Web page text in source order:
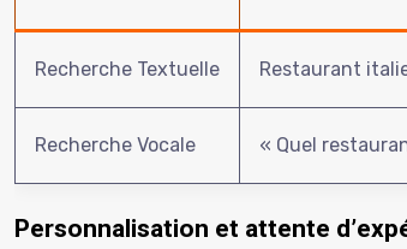
Recherche Textuelle Restaurant
Recherche Vocale « Quel
Personnalisation et attente